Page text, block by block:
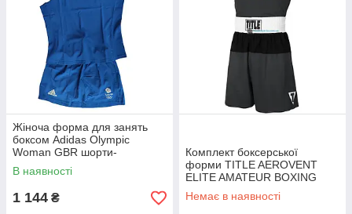
Жіноча форма для занять
боксом Adidas Olympic
Woman GBR шорти-
спідниця+майка. Синій.
Розмір L
В наявності
1 144 ₴
Комплект боксерської
форми TITLE AEROVENT
ELITE AMATEUR BOXING
SET 16
Немає в наявності